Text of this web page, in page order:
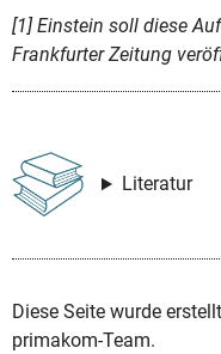
[1] Einstein soll diese
Frankfurter Zeitung
Literatur
Diese Seite wurde
primakom-Team.